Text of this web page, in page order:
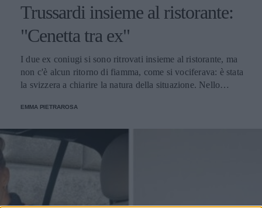
Trussardi insieme al ristorante:
"Cenetta tra ex"
I due ex coniugi si sono ritrovati insieme al ristorante, ma
non c'è alcun ritorno di fiamma, come si vociferava: è stata
la svizzera a chiarire la natura della situazione. Nello
fidanzato Goffredo Cerza.
EMMA PIETRAROSA